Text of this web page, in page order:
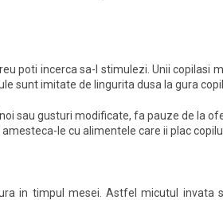
poti incerca sa-l stimulezi. Unii copilasi
sunt imitate de lingurita dusa la gura
sau gusturi modificate, fa pauze de la
le cu alimentele care ii plac
in timpul mesei. Astfel micutul invata